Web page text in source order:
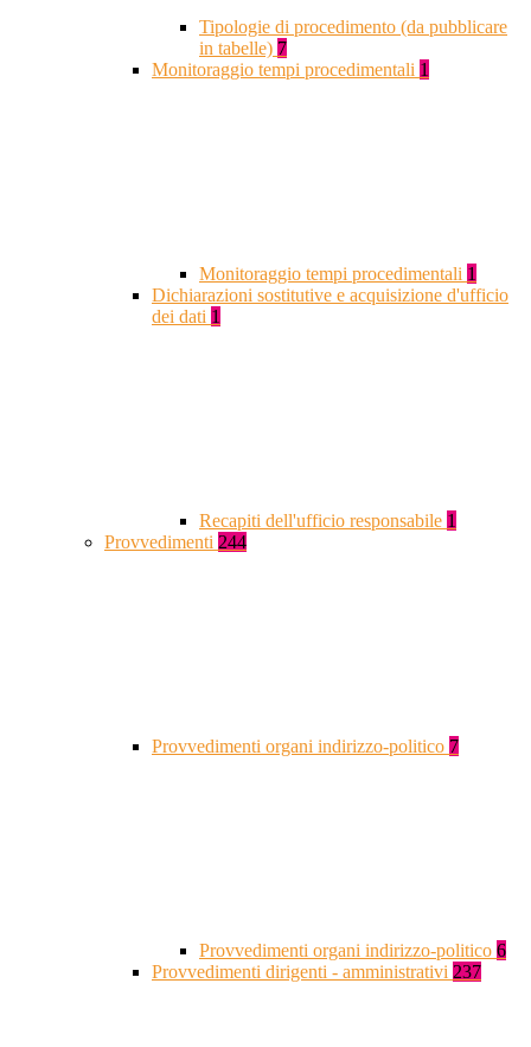
Tipologie di procedimento (da pubblicare
in tabelle) 7
Monitoraggio tempi procedimentali 1
Monitoraggio tempi procedimentali 1
Dichiarazioni sostitutive e acquisizione d'ufficio
dei dati 1
Recapiti dell'ufficio responsabile 1
Provvedimenti 244
Provvedimenti organi indirizzo-politico 7
Provvedimenti organi indirizzo-politico 6
Provvedimenti dirigenti - amministrativi 237